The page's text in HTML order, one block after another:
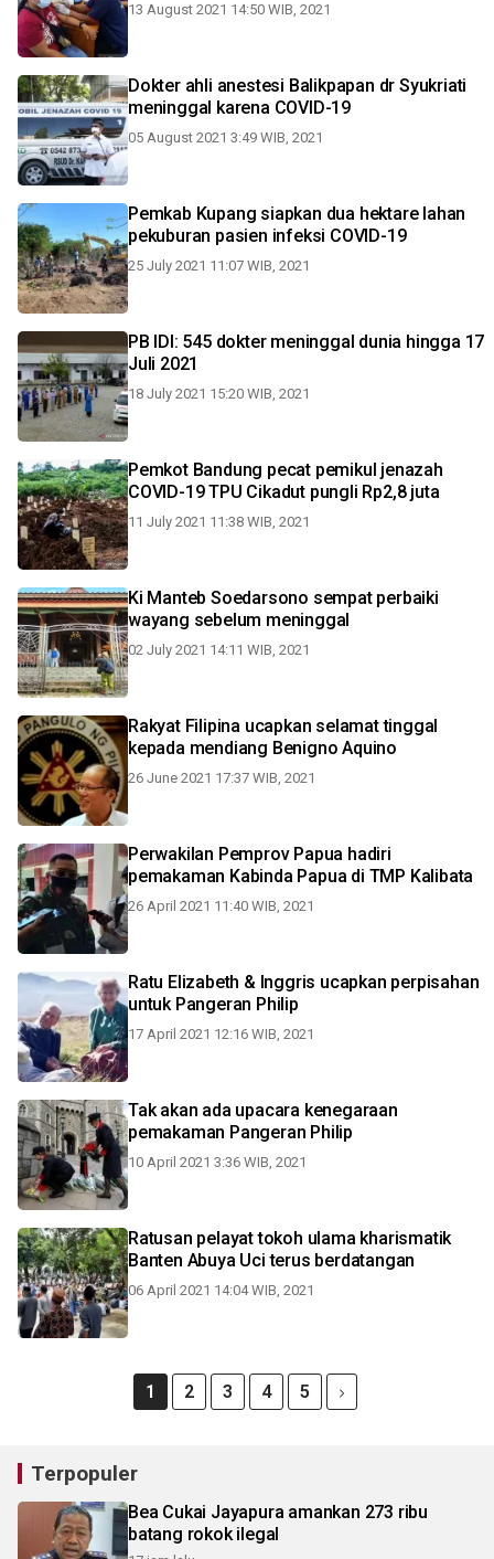
13 August 2021 14:50 WIB, 2021
Dokter ahli anestesi Balikpapan dr Syukriati
meninggal karena COVID-19
05 August 2021 3:49 WIB, 2021
Pemkab Kupang siapkan dua hektare lahan
pekuburan pasien infeksi COVID-19
25 July 2021 11:07 WIB, 2021
PB IDI: 545 dokter meninggal dunia hingga 17
Juli 2021
18 July 2021 15:20 WIB, 2021
Pemkot Bandung pecat pemikul jenazah
COVID-19 TPU Cikadut pungli Rp2,8 juta
11 July 2021 11:38 WIB, 2021
Ki Manteb Soedarsono sempat perbaiki
wayang sebelum meninggal
02 July 2021 14:11 WIB, 2021
Rakyat Filipina ucapkan selamat tinggal
kepada mendiang Benigno Aquino
26 June 2021 17:37 WIB, 2021
Perwakilan Pemprov Papua hadiri
pemakaman Kabinda Papua di TMP Kalibata
26 April 2021 11:40 WIB, 2021
Ratu Elizabeth & Inggris ucapkan perpisahan
untuk Pangeran Philip
17 April 2021 12:16 WIB, 2021
Tak akan ada upacara kenegaraan
pemakaman Pangeran Philip
10 April 2021 3:36 WIB, 2021
Ratusan pelayat tokoh ulama kharismatik
Banten Abuya Uci terus berdatangan
06 April 2021 14:04 WIB, 2021
1 2 3 4 5
Terpopuler
Bea Cukai Jayapura amankan 273 ribu
batang rokok ilegal